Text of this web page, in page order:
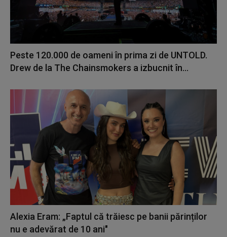
Peste 120.000 de oameni în prima zi de UNTOLD.
Drew de la The Chainsmokers a izbucnit în...
Alexia Eram: „Faptul că trăiesc pe banii părinților
nu e adevărat de 10 ani"